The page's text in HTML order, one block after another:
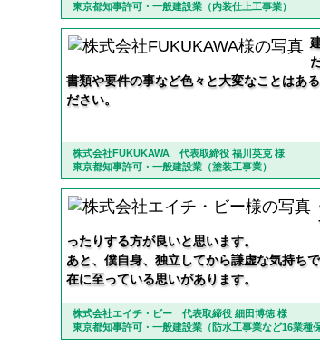
東京都知事許可・一般建設業（内装仕上工事業）
株式会社FUKUKAWA 代表取締役 福川英克 様
東京都知事許可・一般建設業（塗装工事業）
書類や要件の事など色々と大変なことはあ
ださい。
株式会社エイチ・ビー 代表取締役 細田博徳 様
東京都知事許可・一般建設業（防水工事業など16業種保
ったりする方が良いと思います。
あと、僕自身、独立してから謙虚な気持ち
在に至っている思いがあります。